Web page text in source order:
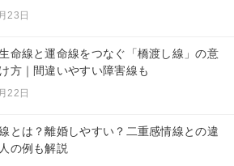
23日
生命線と運命線をつなぐ「橋渡し線」の意
方｜間違いやすい障害線も
22日
とは？離婚しやすい？二重感情線との違
の例も解説